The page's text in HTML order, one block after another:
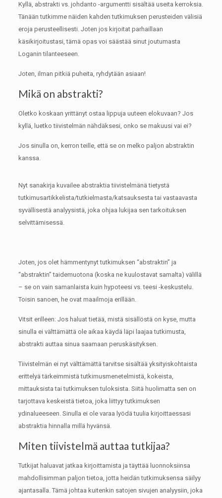
Kyllä, abstrakti vs. johdanto -argumentti sisältää useita kerroksia.
Tänään tutkimme näiden kahden tutkimuksen perusteiden välisiä
eroja perusteellisesti. Joten jos kirjoitat parhaillaan
käsikirjoitustasi, tämä opas voi säästää sinut joutumasta
Loganin tilanteeseen.
Joten, ilman pitkiä puheita, ryhdytään asiaan!
Mikä on abstrakti?
Oletko koskaan yrittänyt ostaa lippuja uuteen elokuvaan? Jos
kyllä, luetko tiivistelmän nähdäksesi, onko se makuusi vai ei?
Jos sinulla on, kerron teille, että se on melko paljon abstraktin
kanssa.
Nyt sanakirja kuvailee abstraktia tiivistelmänä tietystä
tutkimusartikkelista/tutkielmasta/katsauksesta tai vastaavasta
syvällisestä analyysistä, joka ohjaa lukijaa sen tarkoituksen
selvittämisessä.
Joten, jos olet hämmentynyt tutkimuksen “abstraktin” ja
“abstraktin” taidemuotona (koska ne kuulostavat samalta) välillä
– se on vain samanlaista kuin hypoteesi vs. teesi -keskustelu.
Toisin sanoen, he ovat maailmoja erillään.
Vitsit erilleen: Jos haluat tietää, mistä sisällöstä on kyse, mutta
sinulla ei välttämättä ole aikaa käydä läpi laajaa tutkimusta,
abstrakti auttaa sinua saamaan peruskäsityksen.
Tiivistelmän ei nyt välttämättä tarvitse sisältää yksityiskohtaista
erittelyä tärkeimmistä tutkimusmenetelmistä, kokeista,
mittauksista tai tutkimuksen tuloksista. Siitä huolimatta sen on
tarjottava keskeistä tietoa, joka liittyy tutkimuksen
ydinalueeseen. Sinulla ei ole varaa lyödä tuulia kirjoittaessasi
abstraktia hinnalla millä hyvänsä.
Miten tiivistelmä auttaa tutkijaa?
Tutkijat haluavat jatkaa kirjoittamista ja täyttää luonnoksiinsa
mahdollisimman paljon tietoa, jotta heidän tutkimuksensa säilyy
ajantasalla. Tämä johtaa kuitenkin satojen sivujen analyysiin, joka